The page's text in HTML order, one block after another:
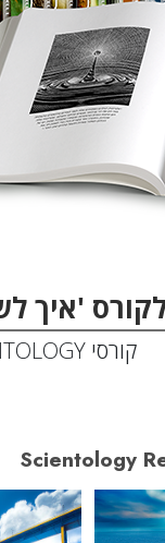
'איך
קורסי SCIENTOLOGY מוצעים כל יום
Scientology